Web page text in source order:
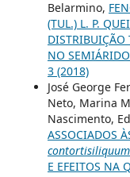
Belarmino,
(TUL.) L. P.
DISTRIBUIÇÃO
NO
3 (2018)
José George
Neto, Marina
Nascimento,
ASSOCIADOS
contortisiliquum
E EFEITOS NA